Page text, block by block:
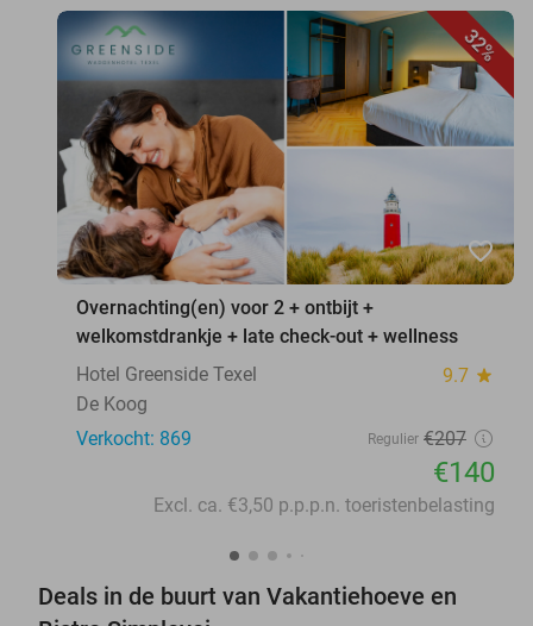
32%
favorite_border
Overnachting(en) voor 2 + ontbijt +
welkomstdrankje + late check-out + wellness
Hotel Greenside Texel
9.7 star
De Koog
Verkocht: 869
Regulier €207
€140
Excl. ca. €3,50 p.p.p.n. toeristenbelasting
Deals in de buurt van Vakantiehoeve en